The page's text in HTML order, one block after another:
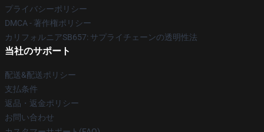
プライバシーポリシー
DMCA - 著作権ポリシー
カリフォルニアSB657: サプライチェーンの透明性法
当社のサポート
配送&配送ポリシー
支払条件
返品・返金ポリシー
お問い合わせ